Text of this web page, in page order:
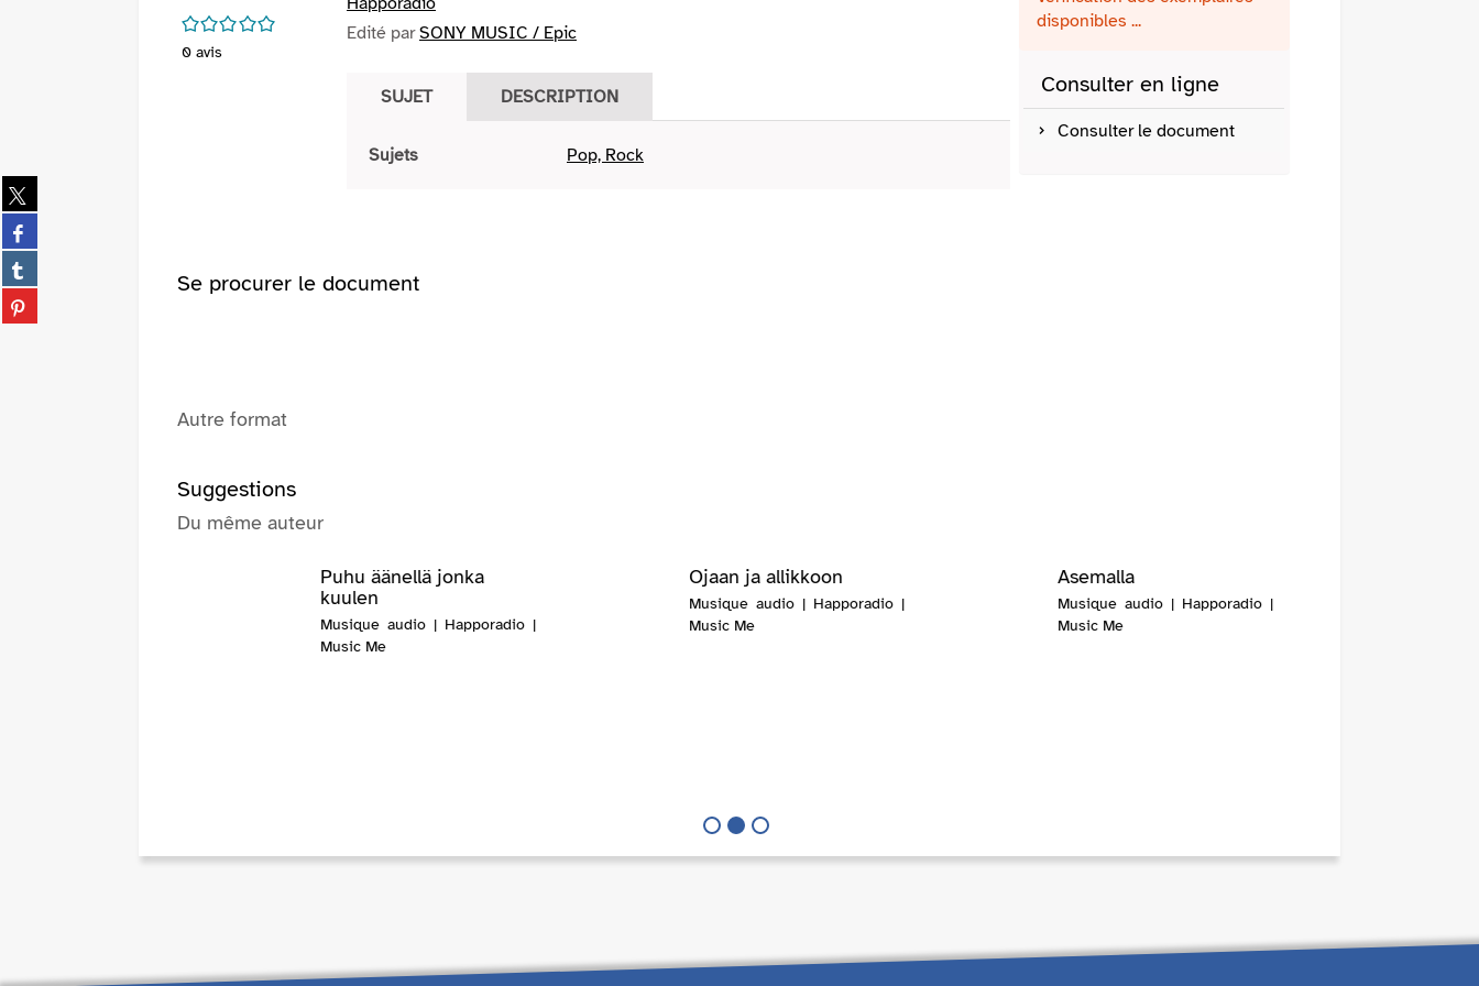
Partager
sur
twitter
(Nouvelle
fenêtre)
Partager
sur
facebook
(Nouvelle
fenêtre)
Partager
sur
tumblr
Partager
sur
/5
0 avis
Edité parSONY MUSIC / Epic
SUJET DESCRIPTION
Sujets Pop, Rock
disponibles ...
Consulter en ligne
Consulter le document
Se procurer le document
Autre format
Suggestions
Du même auteur
Ojaan ja allikkoon
Musique audio | Happoradio |
Music Me
Asemalla
Musique audio | Happoradio |
Music Me
Puhu äänellä jonka
kuulen
Musique audio | Happoradio |
Music Me